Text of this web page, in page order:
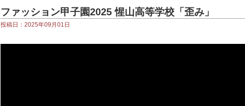
ファッション甲子園2025 惺山高等学校「歪み」
投稿日：2025年09月01日